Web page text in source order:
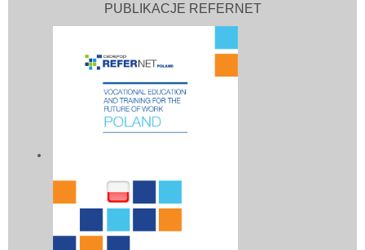
PUBLIKACJE REFERNET